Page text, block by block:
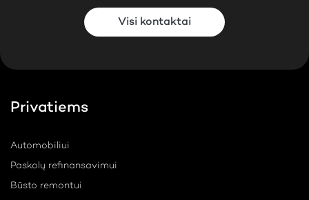
Visi kontaktai
Privatiems
Automobiliui
Paskolų refinansavimui
Būsto remontui